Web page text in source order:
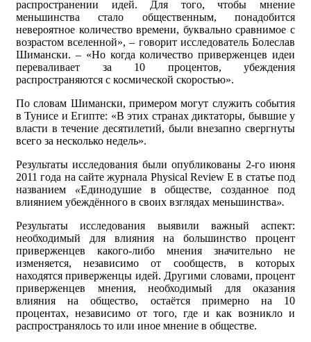
распространении идей. Для того, чтобы мнение
меньшинства стало общественным, понадобится
невероятное количество времени, буквально сравнимое с
возрастом вселенной», – говорит исследователь Болеслав
Шимански. – «Но когда количество приверженцев идеи
переваливает за 10 процентов, убеждения
распространяются с космической скоростью».
По словам Шимански, примером могут служить события
в Тунисе и Египте: «В этих странах диктаторы, бывшие у
власти в течение десятилетий, были внезапно свергнуты
всего за несколько недель».
Результаты исследования были опубликованы 2-го июня
2011 года на сайте журнала Physical Review E в статье под
названием «Единодушие в обществе, созданное под
влиянием убеждённого в своих взглядах меньшинства».
Результаты исследования выявили важный аспект:
необходимый для влияния на большинство процент
приверженцев какого-либо мнения значительно не
изменяется, независимо от сообществ, в которых
находятся приверженцы идей. Другими словами, процент
приверженцев мнения, необходимый для оказания
влияния на общество, остаётся примерно на 10
процентах, независимо от того, где и как возникло и
распространялось то или иное мнение в обществе.